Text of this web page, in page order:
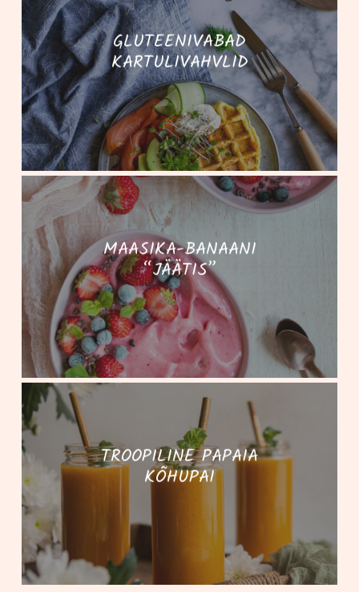
GLUTEENIVABAD
KARTULIVAHVLID
MAASIKA-BANAANI
“JÄÄTIS”
TROOPILINE PAPAIA
KÕHUPAI